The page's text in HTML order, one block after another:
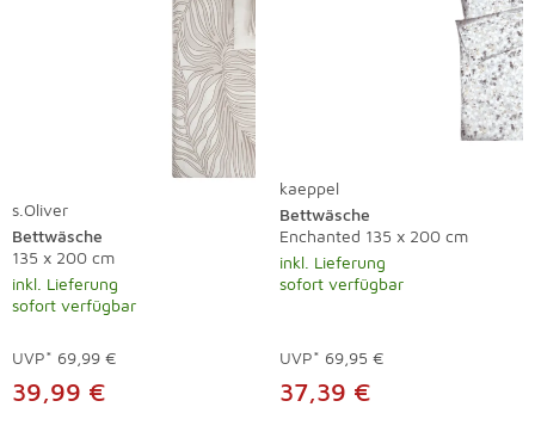
s.Oliver
Bettwäsche
135 x 200 cm
inkl. Lieferung
sofort verfügbar
UVP* 69,99 €
39,99 €
kaeppel
Bettwäsche
Enchanted 135 x 200 cm
inkl. Lieferung
sofort verfügbar
UVP* 69,95 €
37,39 €